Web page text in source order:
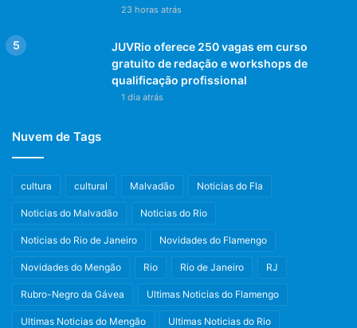
23 horas atrás
JUVRio oferece 250 vagas em curso
gratuito de redação e workshops de
qualificação profissional
1 dia atrás
Nuvem de Tags
cultura cultural Malvadão Noticias do Fla
Noticias do Malvadão Noticias do Rio
Noticias do Rio de Janeiro Novidades do Flamengo
Novidades do Mengão Rio Rio de Janeiro RJ
Rubro-Negro da Gávea Ultimas Noticias do Flamengo
Ultimas Noticias do Mengão Ultimas Noticias do Rio